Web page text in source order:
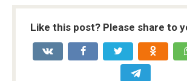
Like this post? Please share to